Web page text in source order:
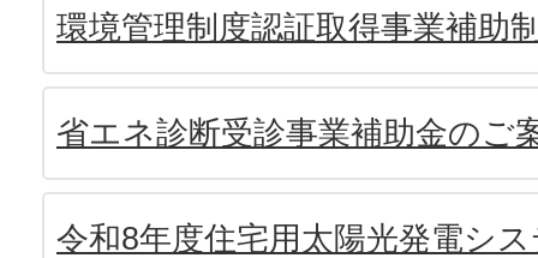
環境管理制度認証取得事業補助
省エネ診断受診事業補助金のご
令和8年度住宅用太陽光発電シ